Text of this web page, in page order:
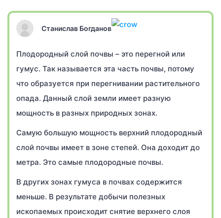
Станислав Богданов
Плодородный слой почвы – это перегной или
гумус. Так называется эта часть почвы, потому
что образуется при перегнивании растительного
опада. Данный слой земли имеет разную
мощность в разных природных зонах.
Самую большую мощность верхний плодородный
слой почвы имеет в зоне степей. Она доходит до
метра. Это самые плодородные почвы.
В других зонах гумуса в почвах содержится
меньше. В результате добычи полезных
ископаемых происходит снятие верхнего слоя